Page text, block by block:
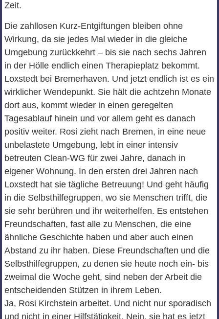
Zeit.
Die zahllosen Kurz-Entgiftungen bleiben ohne
Wirkung, da sie jedes Mal wieder in die gleiche
Umgebung zurückkehrt – bis sie nach sechs Jahren
in der Hölle endlich einen Therapieplatz bekommt.
Loxstedt bei Bremerhaven. Und jetzt endlich ist es ein
wirklicher Wendepunkt. Sie hält die achtzehn Monate
dort aus, kommt wieder in einen geregelten
Tagesablauf hinein und vor allem geht es danach
positiv weiter. Rosi zieht nach Bremen, in eine neue
unbelastete Umgebung, lebt in einer intensiv
betreuten Clean-WG für zwei Jahre, danach in
eigener Wohnung. In den ersten drei Jahren nach
Loxstedt hat sie tägliche Betreuung! Und geht häufig
in die Selbsthilfegruppen, wo sie Menschen trifft, die
sie sehr berühren und ihr weiterhelfen. Es entstehen
Freundschaften, fast alle zu Menschen, die eine
ähnliche Geschichte haben und aber auch einen
Abstand zu ihr haben. Diese Freundschaften und die
Selbsthilfegruppen, zu denen sie heute noch ein- bis
zweimal die Woche geht, sind neben der Arbeit die
entscheidenden Stützen in ihrem Leben.
Ja, Rosi Kirchstein arbeitet. Und nicht nur sporadisch
und nicht in einer Hilfstätigkeit. Nein, sie hat es jetzt